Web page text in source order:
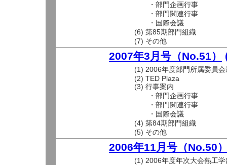
・部門企画行事
・部門関連行事
・国際会議
(6) 第85期部門組織
(7) その他
2007年3月号（No.51）
(1) 2006年度部門所属委員
(2) TED Plaza
(3) 行事案内
・部門企画行事
・部門関連行事
・国際会議
(4) 第84期部門組織
(5) その他
2006年11月号（No.50
(1) 2006年度年次大会熱工